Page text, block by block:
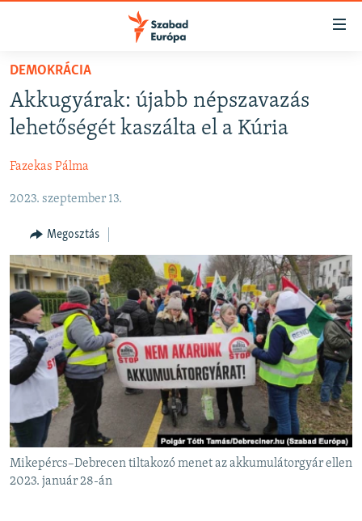
Akadálymentes
Ugrás
fő
oldalra
Ugrás
NAPIRENDEN
AKTUÁLIS
PODCASTOK
VIDEÓK
ELEMZŐ
NER15
SZABADON
TÁRSADALOM
DEMOKRÁCIA
A PÉNZ NYOMÁBAN
EURÓPAI UNIÓ
VILÁG
KLÍMAVÁLTOZÁS
A MÚLT TANULSÁGAI
DEMOKRÁCIA
Akkugyárak: újabb népszavazás
lehetőségét kaszálta el a Kúria
Fazekas Pálma
2023. szeptember 13.
Megosztás
Mikepércs–Debrecen tiltakozó menet az akkumulátorgyár ellen
2023. január 28-án